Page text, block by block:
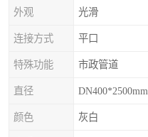
外观 光滑
连接方式 平口
特殊功能 市政管道
直径 DN400*2500mm
颜色 灰白